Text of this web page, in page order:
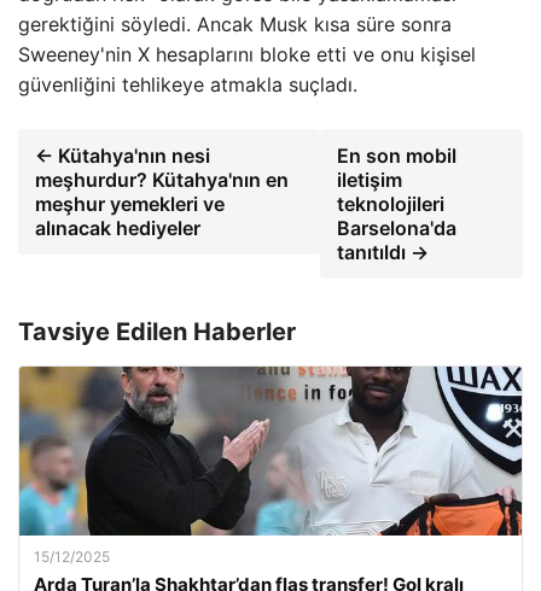
gerektiğini söyledi. Ancak Musk kısa süre sonra
Sweeney'nin X hesaplarını bloke etti ve onu kişisel
güvenliğini tehlikeye atmakla suçladı.
← Kütahya'nın nesi
meşhurdur? Kütahya'nın en
meşhur yemekleri ve
alınacak hediyeler
En son mobil
iletişim
teknolojileri
Barselona'da
tanıtıldı →
Tavsiye Edilen Haberler
15/12/2025
Arda Turan’la Shakhtar’dan flaş transfer! Gol kralı